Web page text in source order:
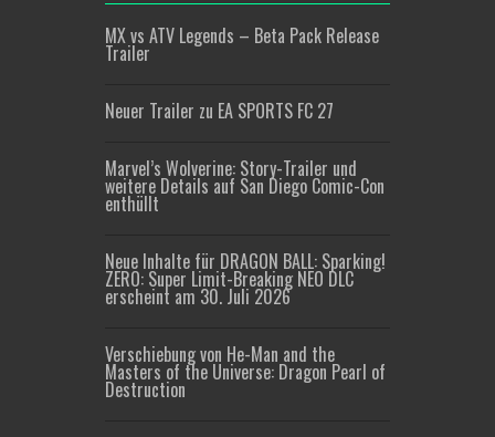
MX vs ATV Legends – Beta Pack Release
Trailer
Neuer Trailer zu EA SPORTS FC 27
Marvel’s Wolverine: Story-Trailer und
weitere Details auf San Diego Comic-Con
enthüllt
Neue Inhalte für DRAGON BALL: Sparking!
ZERO: Super Limit-Breaking NEO DLC
erscheint am 30. Juli 2026
Verschiebung von He-Man and the
Masters of the Universe: Dragon Pearl of
Destruction